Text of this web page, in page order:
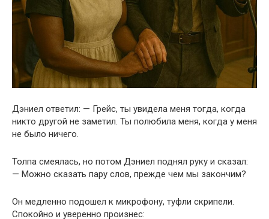
Дэниел ответил: — Грейс, ты увидела меня тогда, когда
никто другой не заметил. Ты полюбила меня, когда у меня
не было ничего.
Толпа смеялась, но потом Дэниел поднял руку и сказал:
— Можно сказать пару слов, прежде чем мы закончим?
Он медленно подошел к микрофону, туфли скрипели.
Спокойно и уверенно произнес: